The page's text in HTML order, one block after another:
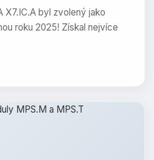
X7.IC.A byl zvolený jako
roku 2025! Získal nejvíce